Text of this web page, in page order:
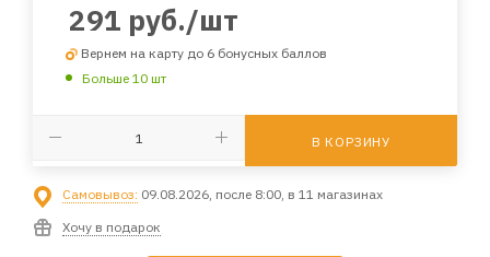
291 руб./шт
Вернем на карту до 6 бонусных баллов
Больше 10 шт
В КОРЗИНУ
Самовывоз: 09.08.2026, после 8:00, в 11 магазинах
Хочу в подарок